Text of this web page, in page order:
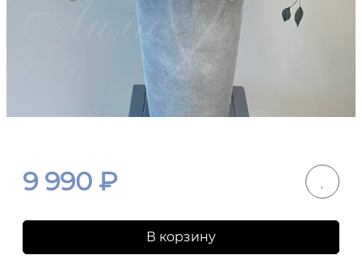
9 990 ₽
В корзину